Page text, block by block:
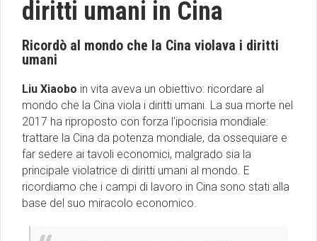
diritti umani in Cina
Ricordò al mondo che la Cina violava i diritti
umani
Liu Xiaobo in vita aveva un obiettivo: ricordare al
mondo che la Cina viola i diritti umani. La sua morte nel
2017 ha riproposto con forza l'ipocrisia mondiale:
trattare la Cina da potenza mondiale, da ossequiare e
far sedere ai tavoli economici, malgrado sia la
principale violatrice di diritti umani al mondo. E
ricordiamo che i campi di lavoro in Cina sono stati alla
base del suo miracolo economico.